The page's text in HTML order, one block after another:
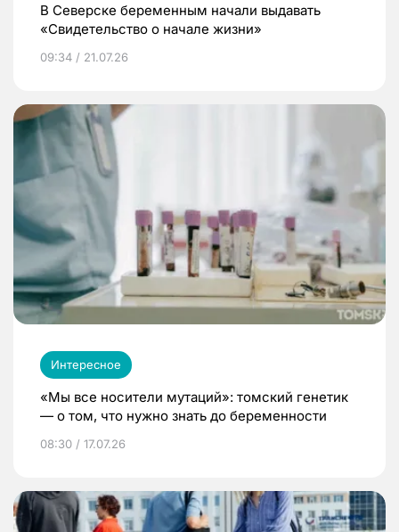
В Северске беременным начали выдавать
«Свидетельство о начале жизни»
09:34 / 21.07.26
Интересное
«Мы все носители мутаций»: томский генетик
— о том, что нужно знать до беременности
08:30 / 17.07.26